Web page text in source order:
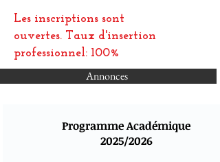
Annonces
Programme Académique
2025/2026
Les inscriptions sont
ouvertes. Taux d'insertion
professionnel: 100%